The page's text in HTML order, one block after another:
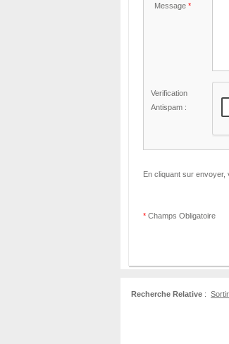
Message *
Verification
Antispam :
En cliquant sur envoyer,
* Champs Obligatoire
Recherche Relative :